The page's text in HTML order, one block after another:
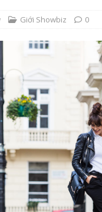
Giới Showbiz 0